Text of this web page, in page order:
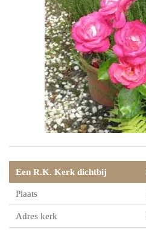
Een R.K. Kerk dichtbij
Plaats
Adres kerk